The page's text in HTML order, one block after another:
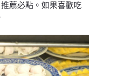
薦必點。如果喜歡吃